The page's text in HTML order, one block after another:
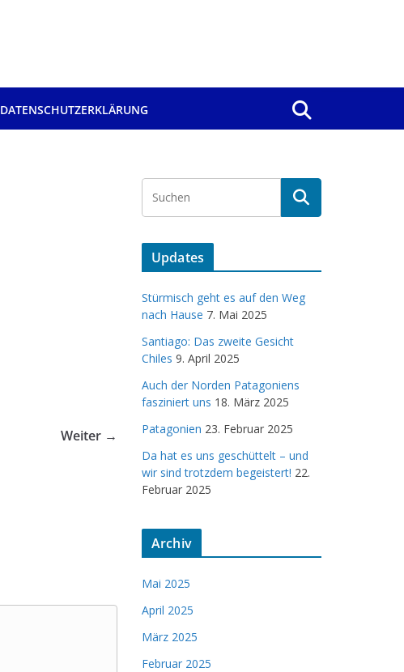
DATENSCHUTZERKLÄRUNG
Weiter →
Updates
Stürmisch geht es auf den Weg
nach Hause 7. Mai 2025
Santiago: Das zweite Gesicht
Chiles 9. April 2025
Auch der Norden Patagoniens
fasziniert uns 18. März 2025
Patagonien 23. Februar 2025
Da hat es uns geschüttelt – und
wir sind trotzdem begeistert! 22.
Februar 2025
Archiv
Mai 2025
April 2025
März 2025
Februar 2025